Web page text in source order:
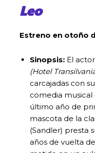
Leo
Estreno en otoño
Sinopsis: El
(Hotel
carcajadas con
comedia
último año de
mascota de la
(Sandler) presta
años de vuelta